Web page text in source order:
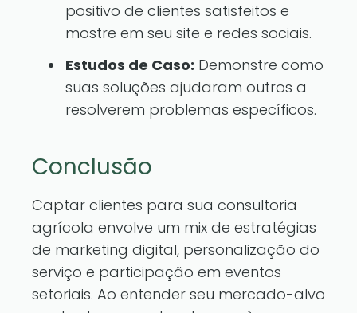
positivo de clientes satisfeitos e
mostre em seu site e redes sociais.
Estudos de Caso: Demonstre como
suas soluções ajudaram outros a
resolverem problemas específicos.
Conclusão
Captar clientes para sua consultoria
agrícola envolve um mix de estratégias
de marketing digital, personalização do
serviço e participação em eventos
setoriais. Ao entender seu mercado-alvo